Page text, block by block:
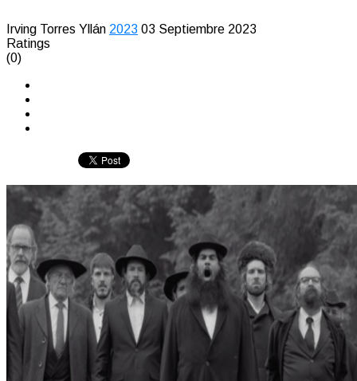
Irving Torres Yllán 2023 03 Septiembre 2023
Ratings
(0)